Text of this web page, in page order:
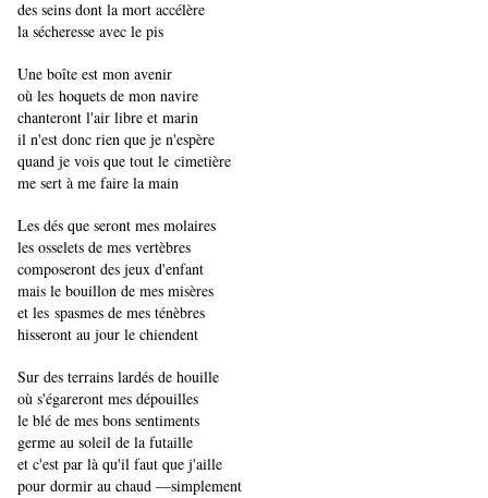
des seins dont la mort accélère
la sécheresse avec le pis
Une boîte est mon avenir
​​​​​​​où les hoquets de mon navire
chanteront l'air libre et marin
il n'est donc rien que je n'espère
quand je vois que tout le cimetière
me sert à me faire la main
Les dés que seront mes molaires
les osselets de mes vertèbres
composeront des jeux d'enfant
mais le bouillon de mes misères
​​​​​​​et les spasmes de mes ténèbres
hisseront au jour le chiendent
Sur des terrains lardés de houille
où s'égareront mes dépouilles
le blé de mes bons sentiments
germe au soleil de la futaille
et c'est par là qu'il faut que j'aille
pour dormir au chaud —simplement